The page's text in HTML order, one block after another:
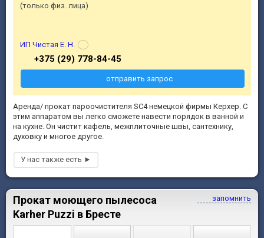
Аренда/ прокат пароочистителя SC4 немецкой фирмы Керхер. С
этим аппаратом вы легко сможете навести порядок в ванной и
на кухне. Он чистит кафель, межплиточные швы, сантехнику,
духовку и многое другое.
только физ. лица
ИП Чистая Е. Н.
+375 (29) 778-84-45
отправить запрос
запомнить
Прокат моющего пылесоса
Karher Puzzi в Бресте